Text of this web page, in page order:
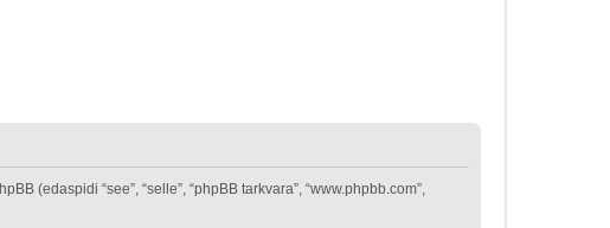
(edaspidi “see”, “selle”, “phpBB tarkvara”, “www.phpbb.com”,